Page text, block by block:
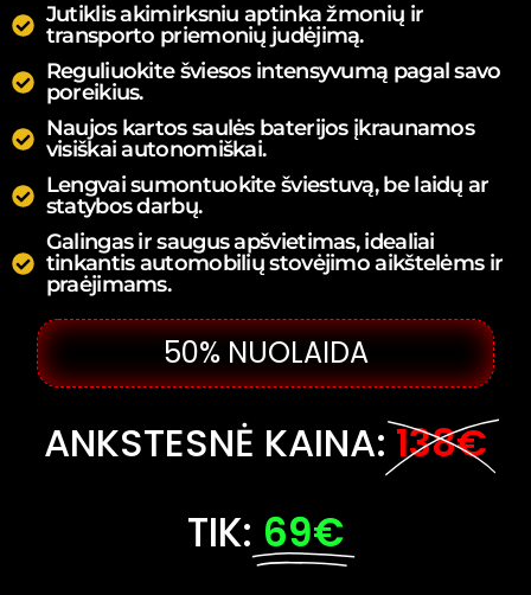
Jutiklis akimirksniu aptinka žmonių ir
transporto priemonių judėjimą.
Reguliuokite šviesos intensyvumą pagal savo
poreikius.
Naujos kartos saulės baterijos įkraunamos
visiškai autonomiškai.
Lengvai sumontuokite šviestuvą, be laidų ar
statybos darbų.
Galingas ir saugus apšvietimas, idealiai
tinkantis automobilių stovėjimo aikštelėms ir
praėjimams.
50% NUOLAIDA
ANKSTESNĖ KAINA: 138€
TIK: 69€